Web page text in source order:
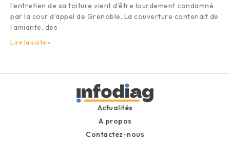
l’entretien de sa toiture vient d’être lourdement condamné
par la cour d’appel de Grenoble. La couverture contenait de
l’amiante, des
Lire la suite »
Actualités
A propos
Contactez-nous